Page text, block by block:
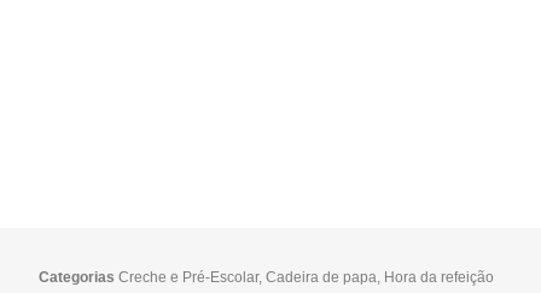
Categorias Creche e Pré-Escolar,Cadeira de papa, Hora da refeição